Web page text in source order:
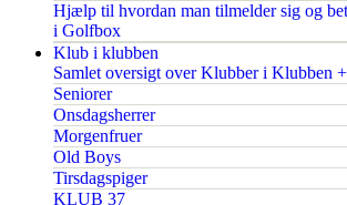
Hjælp til hvordan man tilmelder sig og
i Golfbox
Klub i klubben
Samlet oversigt over Klubber i Klubben
Seniorer
Onsdagsherrer
Morgenfruer
Old Boys
Tirsdagspiger
KLUB 37